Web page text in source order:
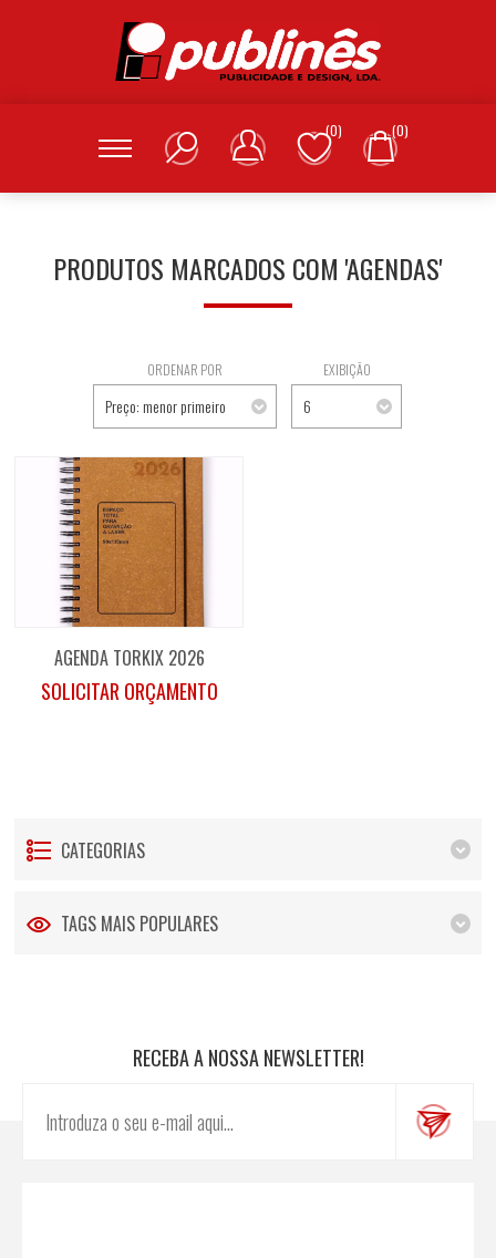
(0) (0)
PRODUTOS MARCADOS COM 'AGENDAS'
ORDENAR POR
Preço: menor primeiro
EXIBIÇÃO
6
AGENDA TORKIX 2026
SOLICITAR ORÇAMENTO
CATEGORIAS
TAGS MAIS POPULARES
RECEBA A NOSSA NEWSLETTER!